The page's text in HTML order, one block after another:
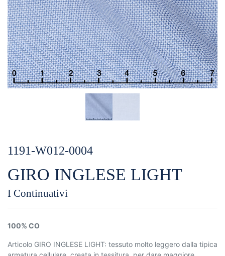
1191-W012-0004
GIRO INGLESE LIGHT
I Continuativi
100% CO
Articolo GIRO INGLESE LIGHT: tessuto molto leggero dalla tipica